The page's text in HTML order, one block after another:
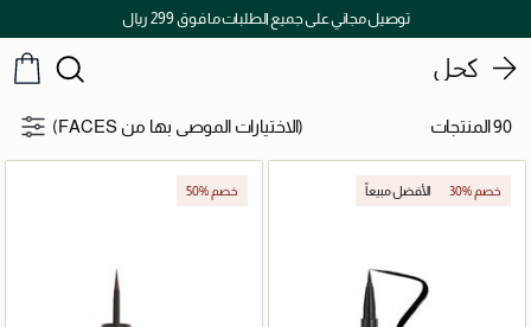
اكتشفوا خدمات الجمال المختارة بعناية
كحل
90 المنتجات (الاختيارات الموصى بها من FACES)
30% خصم الأفضل مبيعاً 50% خصم